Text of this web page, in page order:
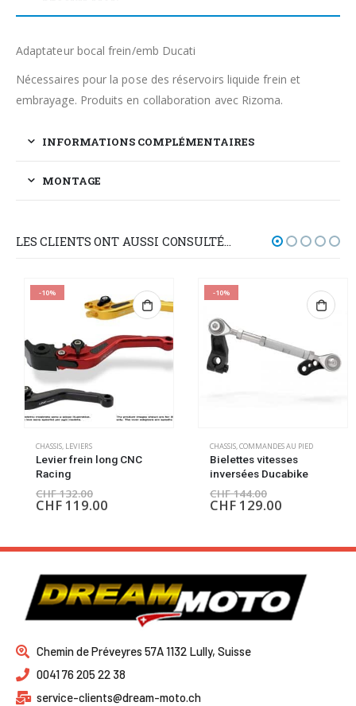
Adaptateur bocal frein/emb Ducati
Nécessaires pour la pose des réservoirs liquide frein et
embrayage. Produits en collaboration avec Rizoma.
INFORMATIONS COMPLÉMENTAIRES
MONTAGE
LES CLIENTS ONT AUSSI CONSULTÉ…
-10%
CHASSIS,LEVIERS
Levier frein long CNC
Racing
CHF132.00
CHF119.00
-10%
CHASSIS,COMMANDES AU PIED
Bielettes vitesses
inversées Ducabike
CHF144.00
CHF129.00
Chemin de Préveyres 57A 1132 Lully, Suisse
0041 76 205 22 38
service-clients@dream-moto.ch